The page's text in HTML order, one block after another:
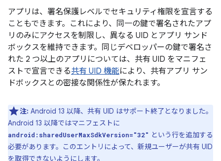
アプリは、署名保護レベルでセキュリティ権限を宣言する
こともできます。これにより、同一の鍵で署名されたアプ
リのみにアクセスを制限し、異なる UID とアプリ サンド
ボックスを維持できます。同じデベロッパーの鍵で署名さ
れた 2 つ以上のアプリについては、共有 UID をマニフェ
ストで宣言できる共有 UID 機能により、共有アプリ サン
ドボックスとの密接な関係性が保たれます。
注: Android 13 以降、共有 UID はサポート終了となりました。
Android 13 以降ではマニフェストに
android:sharedUserMaxSdkVersion="32" という行を追加する
必要があります。このエントリによって、新規ユーザーが共有 UID
を取得できないようにします。